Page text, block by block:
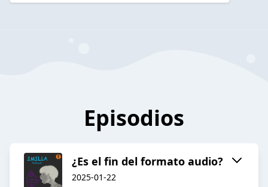
Episodios
¿Es el fin del formato audio?
2025-01-22